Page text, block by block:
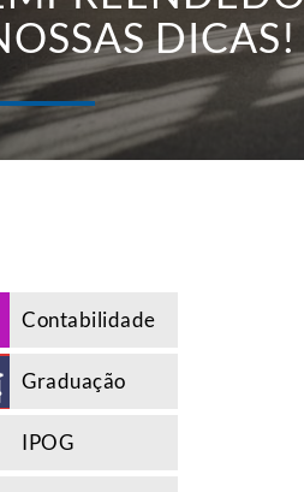
DICAS!
Contabilidade
Graduação
IPOG